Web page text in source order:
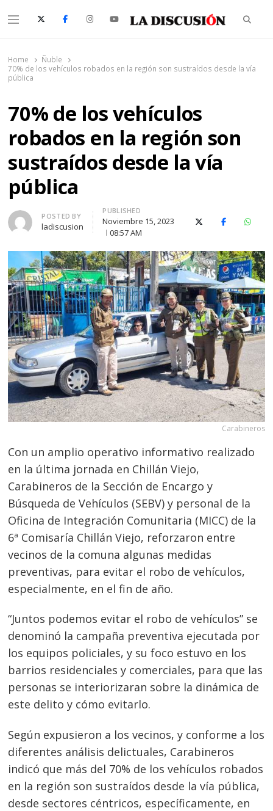
Menu
Home
Ñuble
70% de los vehículos robados en la región son sustraídos desde la vía
pública
70% de los vehículos
robados en la región son
sustraídos desde la vía
pública
Author
POSTED BY
ladiscusion
PUBLISHED
Noviembre 15, 2023
08:57 AM
X (Twitter)Facebook
Carabineros
Con un amplio operativo informativo realizado
en la última jornada en Chillán Viejo,
Carabineros de la Sección de Encargo y
Búsqueda de Vehículos (SEBV) y personal de la
Oficina de Integración Comunitaria (MICC) de la
6ª Comisaría Chillán Viejo, reforzaron entre
vecinos de la comuna algunas medidas
preventivas, para evitar el robo de vehículos,
especialmente, en el fin de año.
“Juntos podemos evitar el robo de vehículos” se
denominó la campaña preventiva ejecutada por
los equipos policiales, y su foco estuvo en los
barrios residenciales y comerciales, para que las
personas se interiorizaran sobre la dinámica de
este delito y cómo evitarlo.
Según expusieron a los vecinos, y conforme a los
diferentes análisis delictuales, Carabineros
indicó que más del 70% de los vehículos robados
en la región son sustraídos desde la vía pública,
desde sectores céntricos, específicamente, en